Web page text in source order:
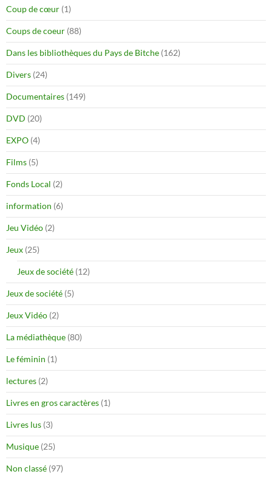
Coup de cœur (1)
Coups de coeur (88)
Dans les bibliothèques du Pays de Bitche (162)
Divers (24)
Documentaires (149)
DVD (20)
EXPO (4)
Films (5)
Fonds Local (2)
information (6)
Jeu Vidéo (2)
Jeux (25)
Jeux de société (12)
Jeux de société (5)
Jeux Vidéo (2)
La médiathèque (80)
Le féminin (1)
lectures (2)
Livres en gros caractères (1)
Livres lus (3)
Musique (25)
Non classé (97)